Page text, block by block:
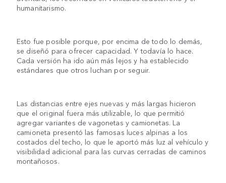
humanitarismo.
Esto fue posible porque, por encima de todo lo demás,
se diseñó para ofrecer capacidad. Y todavía lo hace.
Cada versión ha ido aún más lejos y ha establecido
estándares que otros luchan por seguir.
Las distancias entre ejes nuevas y más largas hicieron
que el original fuera más utilizable, lo que permitió
agregar variantes de vagonetas y camionetas. La
camioneta presentó las famosas luces alpinas a los
costados del techo, lo que le aportó más luz al vehículo y
visibilidad adicional para las curvas cerradas de caminos
montañosos.